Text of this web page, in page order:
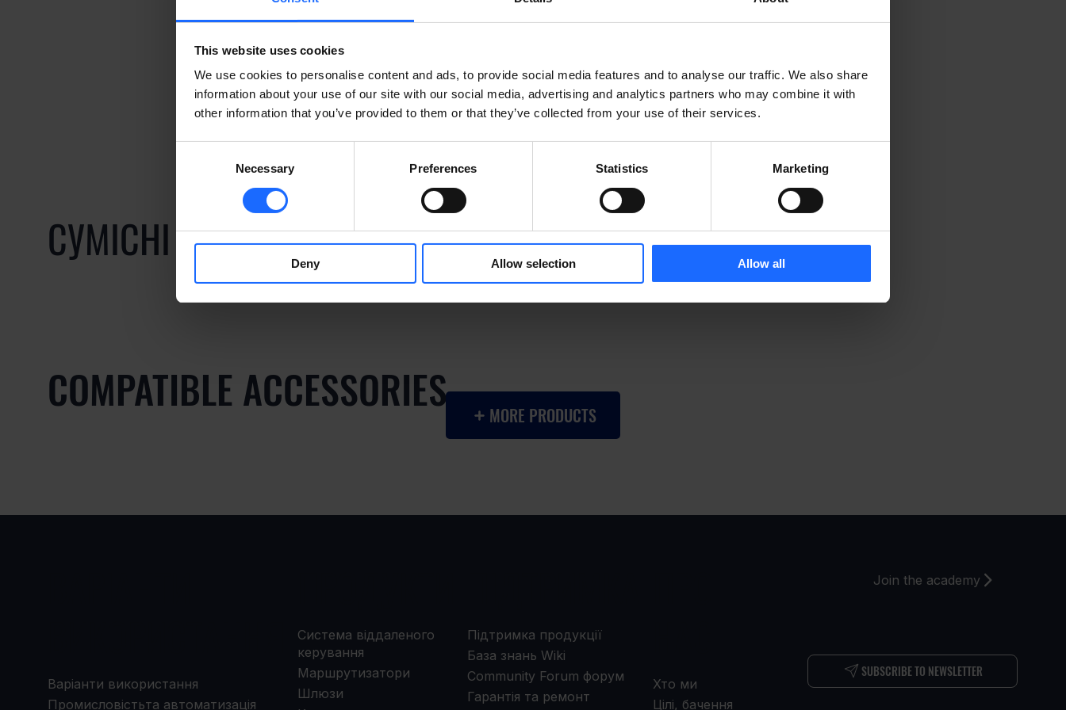
This website uses cookies
We use cookies to personalise content and ads, to provide social media features and to analyse our traffic. We also share
information about your use of our site with our social media, advertising and analytics partners who may combine it with
other information that you’ve provided to them or that they’ve collected from your use of their services.
Necessary Preferences Statistics Marketing
Deny Allow selection Allow all
СУМІСНІ ПРОДУКТИ MORE PRODUCTS
COMPATIBLE ACCESSORIES MORE PRODUCTS
Join the academy
SUBSCRIBE TO NEWSLETTER
Варіанти використання
Промисловістьта автоматизація
Система віддаленого
керування
Маршрутизатори
Шлюзи
Підтримка продукції
База знань Wiki
Community Forum форум
Гарантія та ремонт
Хто ми
Цілі, бачення